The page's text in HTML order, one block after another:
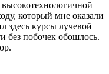
который мне оказали
курсы лучевой
без побочек обошлось.